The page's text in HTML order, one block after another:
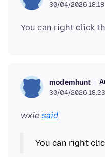
30/04/2026 18:18
modemhunt
30/04/2026 18:23
wxie said